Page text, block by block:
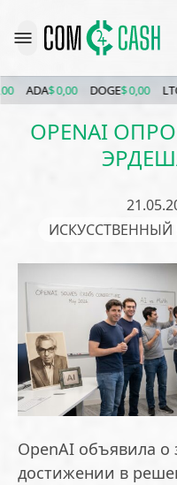
ADA $ 0,00 DOGE$ 0,00 LTC $
OPENAI
ИСКУССТВЕННЫЙ
OpenAI объявила о
достижении в